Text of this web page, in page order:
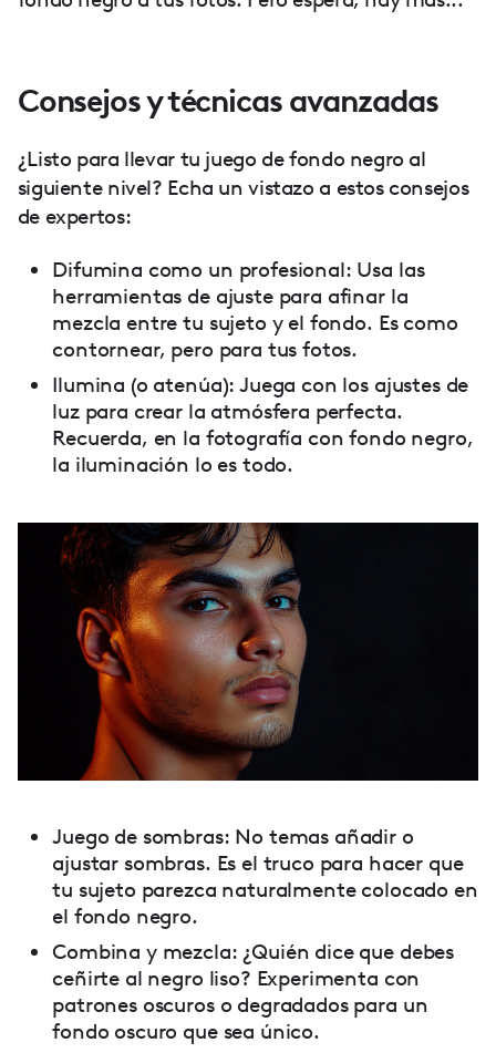
Consejos y técnicas avanzadas
¿Listo para llevar tu juego de fondo negro al
siguiente nivel? Echa un vistazo a estos consejos
de expertos:
Difumina como un profesional: Usa las
herramientas de ajuste para afinar la
mezcla entre tu sujeto y el fondo. Es como
contornear, pero para tus fotos.
Ilumina (o atenúa): Juega con los ajustes de
luz para crear la atmósfera perfecta.
Recuerda, en la fotografía con fondo negro,
la iluminación lo es todo.
Juego de sombras: No temas añadir o
ajustar sombras. Es el truco para hacer que
tu sujeto parezca naturalmente colocado en
el fondo negro.
Combina y mezcla: ¿Quién dice que debes
ceñirte al negro liso? Experimenta con
patrones oscuros o degradados para un
fondo oscuro que sea único.